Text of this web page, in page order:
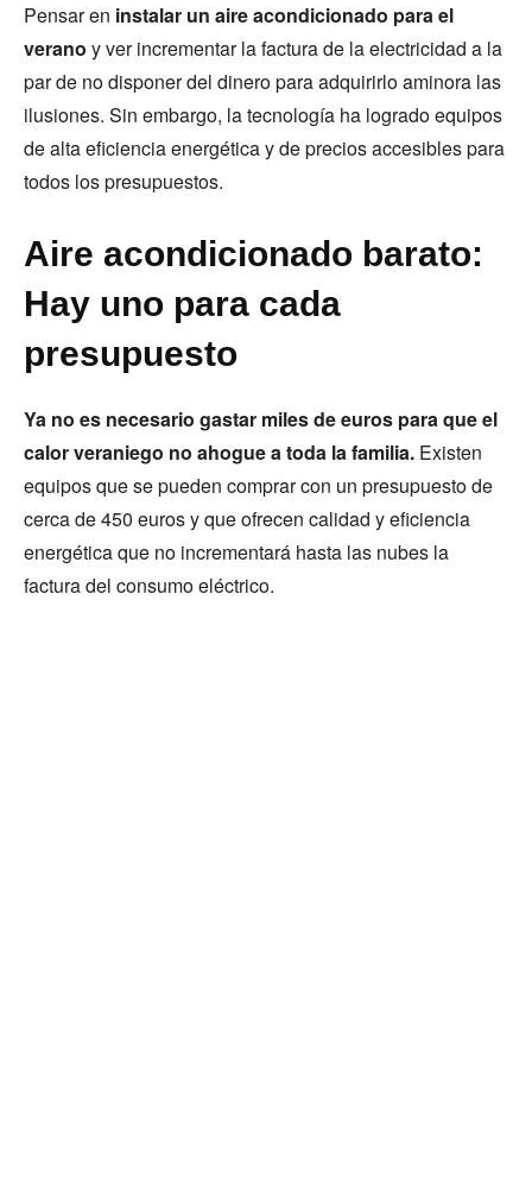
Pensar en instalar un aire acondicionado para el
verano y ver incrementar la factura de la electricidad a la
par de no disponer del dinero para adquirirlo aminora las
ilusiones. Sin embargo, la tecnología ha logrado equipos
de alta eficiencia energética y de precios accesibles para
todos los presupuestos.
Aire acondicionado barato:
Hay uno para cada
presupuesto
Ya no es necesario gastar miles de euros para que el
calor veraniego no ahogue a toda la familia. Existen
equipos que se pueden comprar con un presupuesto de
cerca de 450 euros y que ofrecen calidad y eficiencia
energética que no incrementará hasta las nubes la
factura del consumo eléctrico.